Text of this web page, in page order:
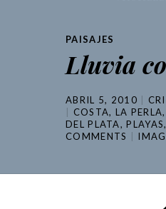
PAISAJES
Lluvia
ABRIL 5, 2010
COSTA, LA PERLA,
DEL PLATA,PLAYAS,
COMMENTS